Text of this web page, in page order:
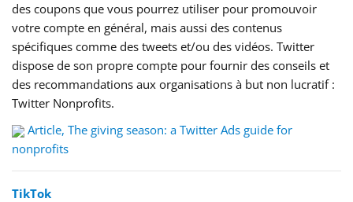
des coupons que vous pourrez utiliser pour promouvoir
votre compte en général, mais aussi des contenus
spécifiques comme des tweets et/ou des vidéos. Twitter
dispose de son propre compte pour fournir des conseils et
des recommandations aux organisations à but non lucratif :
Twitter Nonprofits.
Article, The giving season: a Twitter Ads guide for
nonprofits
TikTok